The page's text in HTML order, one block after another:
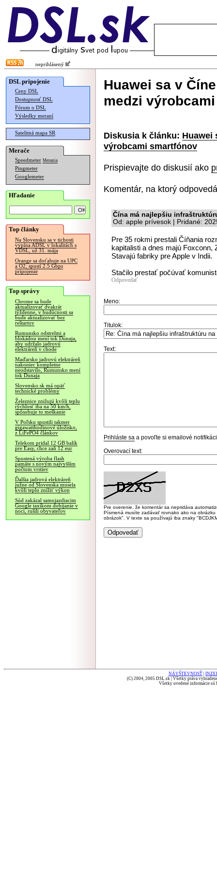
neprihlásený
DSL pripojenie
Ceny DSL
Dostupnosť DSL
Fórum o DSL
Výsledky meraní
Satelitná mapa SR
Merače
Speedmeter Merania
Pingmeter
Googlemeter
Hľadanie
Top články
Na Slovensku sa v tichosti
vypína ADSL v lokalitách s
VDSL, už 31. mája
Orange sa doťahuje na UPC
a O2, spustí 2.5 Gbps
pripojenie
Top správy
Chrome sa bude
aktualizovať dvakrát
týždenne, v budúcnosti sa
bude aktualizovať bez
reštartov
Rumunsko odstrelmi a
blokádou mení tok Dunaja,
aby udržalo jadrovú
elektráreň v chode
Maďarsko jadrovú elektráreň
nakoniec kompletne
neodstavilo, Rumunsko mení
tok Dunaja
Slovensko.sk má opäť
technické problémy
Železnice znižujú kvôli teplu
rýchlosť iba na 50 km/h,
spôsobuje to meškanie
V Poľsku spustili takmer
gigawatthodinové úložisko,
z LiFePO4 článkov
Telekom pridal 12 GB balík
pre Easy, chce zaň 12 eur
Spustená výroba flash
pamäte s novým najvyšším
počtom vrstiev
Ďalšia jadrová elektráreň
južne od Slovenska musela
kvôli teplu znížiť výkon
Súd zakázal samojazdiacim
Google taxíkom dobíjanie v
noci, rušili obyvateľov
Huawei sa v
medzi
Diskusia k článku: Huawei
výrobcami smartfónov
Prispievajte do diskusií ako
Komentár, na ktorý
Čína má najlepšiu
Od: apple prívesok | Pridané:
Pre 35 rokmi prestali Číňania
kapitalisti a dnes majú Foxconn,
Stavajú fabriky pre Apple v Indii.
Stačilo prestať počúvať
Odpovedať
Meno:
Titulok:
Text:
Prihláste sa a povoľte si emailové
Overovací text:
Pre overenie, že komentár sa nepridáva
Písmená musíte zadávať rovnako ako na
obrázok". V texte sa používajú iba znaky
NÁVŠTEVNOSŤ
(C) 2004, 2005 DSL.sk | Všetky práva
Všetky uvedené informácie sú